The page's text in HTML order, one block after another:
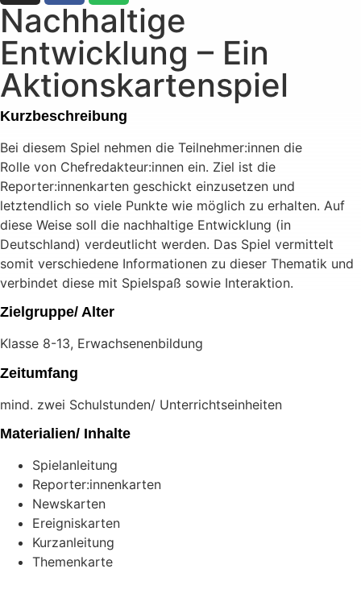
Nachhaltige
Entwicklung – Ein
Aktionskartenspiel
Kurzbeschreibung
Bei diesem Spiel nehmen die Teilnehmer:innen die
Rolle von Chefredakteur:innen ein. Ziel ist die
Reporter:innenkarten geschickt einzusetzen und
letztendlich so viele Punkte wie möglich zu erhalten. Auf
diese Weise soll die nachhaltige Entwicklung (in
Deutschland) verdeutlicht werden. Das Spiel vermittelt
somit verschiedene Informationen zu dieser Thematik und
verbindet diese mit Spielspaß sowie Interaktion.
Zielgruppe/ Alter
Klasse 8-13, Erwachsenenbildung
Zeitumfang
mind. zwei Schulstunden/ Unterrichtseinheiten
Materialien/ Inhalte
Spielanleitung
Reporter:innenkarten
Newskarten
Ereigniskarten
Kurzanleitung
Themenkarte